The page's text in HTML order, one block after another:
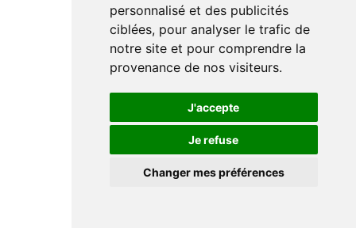
personnalisé et des publicités
ciblées, pour analyser le trafic de
notre site et pour comprendre la
provenance de nos visiteurs.
J'accepte
Je refuse
Changer mes préférences